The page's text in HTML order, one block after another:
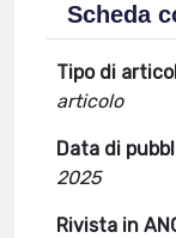
Scheda
Tipo di
articolo
Data di
2025
Rivista in